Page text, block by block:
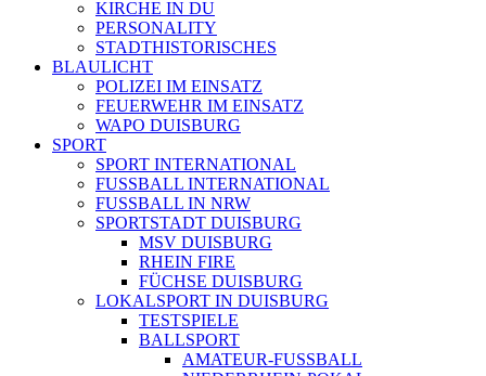
KIRCHE IN DU
PERSONALITY
STADTHISTORISCHES
BLAULICHT
POLIZEI IM EINSATZ
FEUERWEHR IM EINSATZ
WAPO DUISBURG
SPORT
SPORT INTERNATIONAL
FUSSBALL INTERNATIONAL
FUSSBALL IN NRW
SPORTSTADT DUISBURG
MSV DUISBURG
RHEIN FIRE
FÜCHSE DUISBURG
LOKALSPORT IN DUISBURG
TESTSPIELE
BALLSPORT
AMATEUR-FUSSBALL